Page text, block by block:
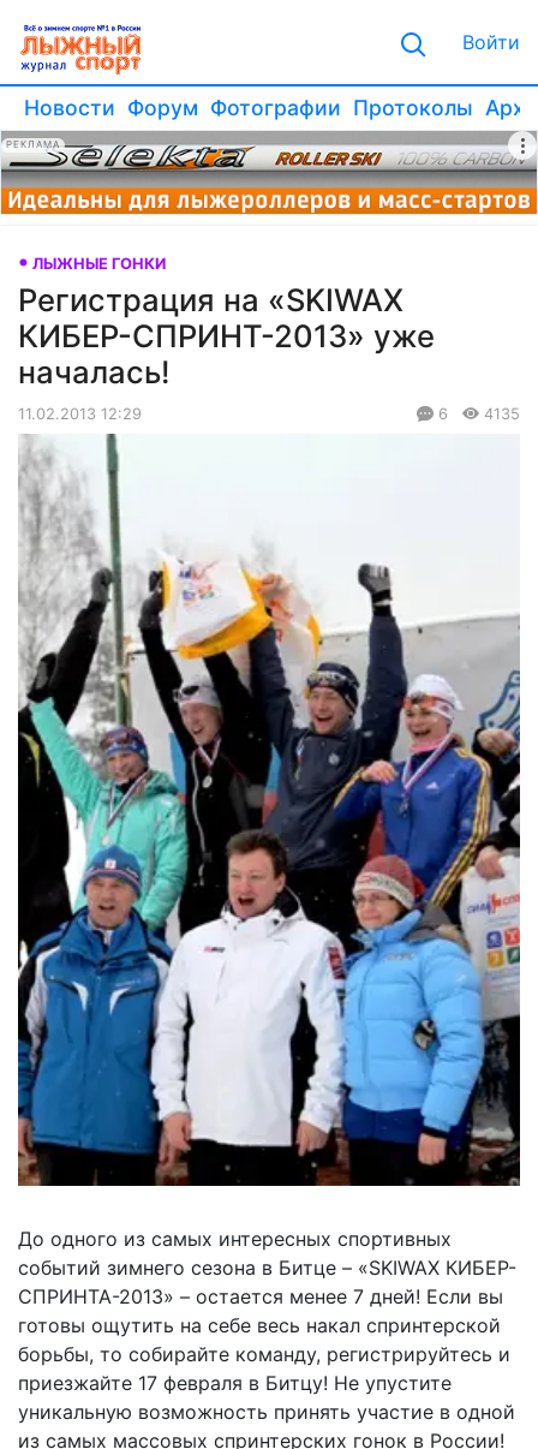
Войти
Новости Форум Фотографии Протоколы
РЕКЛАМА
ЛЫЖНЫЕ ГОНКИ
Регистрация на «SKIWAX
КИБЕР-СПРИНТ-2013» уже
началась!
11.02.2013 12:29 6 4135
До одного из самых интересных спортивных
событий зимнего сезона в Битце – «SKIWAX КИБЕР-
СПРИНТА-2013» – остается менее 7 дней! Если вы
готовы ощутить на себе весь накал спринтерской
борьбы, то собирайте команду, регистрируйтесь и
приезжайте 17 февраля в Битцу! Не упустите
уникальную возможность принять участие в одной
из самых массовых спринтерских гонок в России!